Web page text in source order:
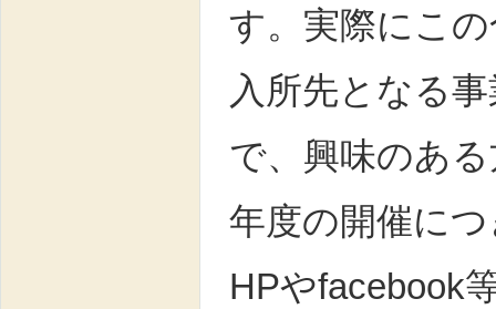
す。実際にこ
入所先となる
で、興味のあ
年度の開催に
HPやfacebook